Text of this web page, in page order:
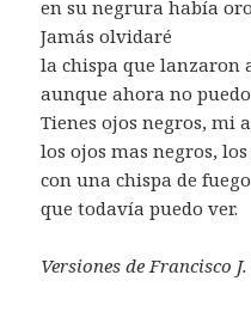
en su negrura había oro
Jamás olvidaré
la chispa que lanzaron
aunque ahora no
Tienes ojos negros, mi
los ojos mas negros,
con una chispa de fuego
que todavía puedo ver.
Versiones de Francisco